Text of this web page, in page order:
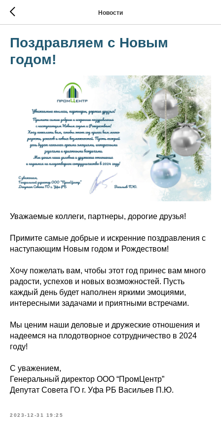
Новости
Поздравляем с Новым
годом!
Уважаемые коллеги, партнеры, дорогие друзья!
Примите самые добрые и искренние поздравления с
наступающим Новым годом и Рождеством!
Хочу пожелать вам, чтобы этот год принес вам много
радости, успехов и новых возможностей. Пусть
каждый день будет наполнен яркими эмоциями,
интересными задачами и приятными встречами.
Мы ценим наши деловые и дружеские отношения и
надеемся на плодотворное сотрудничество в 2024
году!
С уважением,
Генеральный директор ООО “ПромЦентр”
Депутат Совета ГО г. Уфа РБ Васильев П.Ю.
2023-12-31 19:25